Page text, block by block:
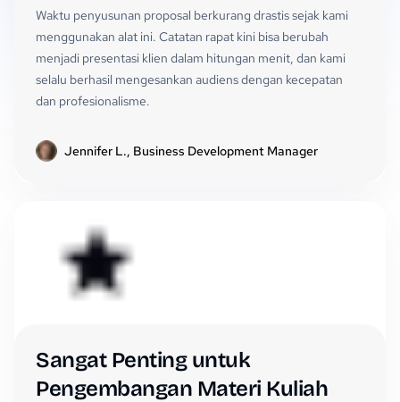
Waktu penyusunan proposal berkurang drastis sejak kami
menggunakan alat ini. Catatan rapat kini bisa berubah
menjadi presentasi klien dalam hitungan menit, dan kami
selalu berhasil mengesankan audiens dengan kecepatan
dan profesionalisme.
Jennifer L., Business Development Manager
Sangat Penting untuk
Pengembangan Materi Kuliah